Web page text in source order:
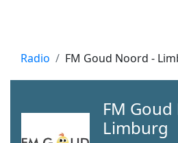
Radio FM Goud Noord -
FM
Limburg